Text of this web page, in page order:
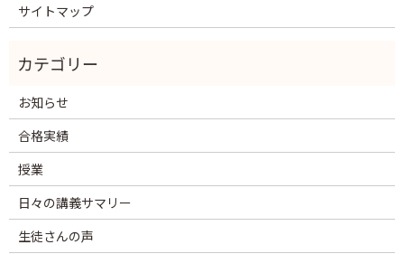
サイトマップ
お知らせ
合格実績
授業
日々の講義サマリー
生徒さんの声